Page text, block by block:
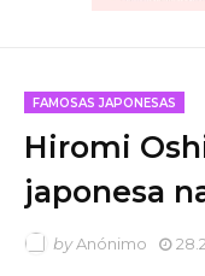
FAMOSAS JAPONESAS
Hiromi
japonesa
byAnónimo